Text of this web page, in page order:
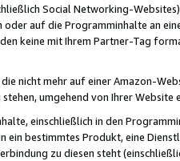
Social Networking-
oder auf die Programminhalte an
keine mit Ihrem Partner-Tag
nicht mehr auf einer Amazon-
umgehend von Ihrer
einschließlich in den
ein bestimmtes Produkt, eine
zu diesen steht